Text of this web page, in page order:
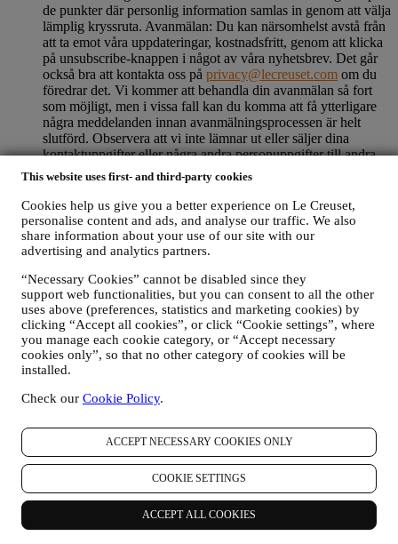
This website uses first- and third-party cookies
Cookies help us give you a better experience on Le Creuset,
personalise content and ads, and analyse our traffic. We also
share information about your use of our site with our
advertising and analytics partners.
“Necessary Cookies” cannot be disabled since they
support web functionalities, but you can consent to all the other
uses above (preferences, statistics and marketing cookies) by
clicking “Accept all cookies”, or click “Cookie settings”, where
you manage each cookie category, or “Accept necessary
cookies only”, so that no other category of cookies will be
installed.
Check our Cookie Policy.
ACCEPT NECESSARY COOKIES ONLY
COOKIE SETTINGS
ACCEPT ALL COOKIES
de punkter där personlig information samlas in genom att välja
lämplig kryssruta. Avanmälan: Du kan närsomhelst avstå från
att ta emot våra uppdateringar, kostnadsfritt, genom att klicka
på unsubscribe-knappen i något av våra nyhetsbrev. Det går
också bra att kontakta oss på privacy@lecreuset.com om du
föredrar det. Vi kommer att behandla din avanmälan så fort
som möjligt, men i vissa fall kan du komma att få ytterligare
några meddelanden innan avanmälningsprocessen är helt
slutförd. Observera att vi inte lämnar ut eller säljer dina
kontaktuppgifter eller några andra personuppgifter till andra
företag för deras marknadsföringsändamål
RE-TARGETING / ANPASSADE ERBJUDANDEN OCH
EN FÖRBÄTTRAD KUNDUPPLEVELSE
Vi skulle vilja använda dina uppgifter för att kunna anpassa
våra tjänster och erbjudanden efter dina behov och intressen
och på så sätt ge dig en mer personlig kundupplevelse hos Le
vanor eller intressen. Detta kan handla om de mest visade
produkterna, din interaktion med oss på sociala medier, vilka
sidor på vår webbplats du besöker eller vilket innehåll i våra
erbjudanden du läser. Vi gör detta främst genom att använda
cookies och liknande teknik. Vi kommer att använda den här
informationen för att hantera vår annonsering på andra
webbplatser, ge åtkomst till specifikt innehåll, anpassa
innehållet eller de erbjudanden som du ser på webbplatsen
eller, om du har samtyckt till att få vårt nyhetsbrev, för att
skicka relevant kommunikation/meddelanden som vi tror att
du kanske gillar. Det kommer inte att ha några andra effekter.
Användningen av cookies sker bara med ditt samtycke. Om
du inte vill att den här informationen ska användas till att
skicka dig intressebaserade annonser, innehåll eller
informationen om ditt onlinebeteende genom att hantera dina